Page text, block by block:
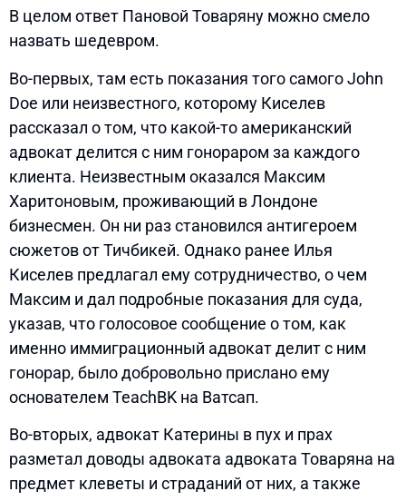
В целом ответ Пановой Товаряну можно смело
назвать шедевром.
Во-первых, там есть показания того самого John
Doe или неизвестного, которому Киселев
рассказал о том, что какой-то американский
адвокат делится с ним гонораром за каждого
клиента. Неизвестным оказался Максим
Харитоновым, проживающий в Лондоне
бизнесмен. Он ни раз становился антигероем
сюжетов от Тичбикей. Однако ранее Илья
Киселев предлагал ему сотрудничество, о чем
Максим и дал подробные показания для суда,
указав, что голосовое сообщение о том, как
именно иммиграционный адвокат делит с ним
гонорар, было добровольно прислано ему
основателем TeachBK на Ватсап.
Во-вторых, адвокат Катерины в пух и прах
разметал доводы адвоката адвоката Товаряна на
предмет клеветы и страданий от них, а также